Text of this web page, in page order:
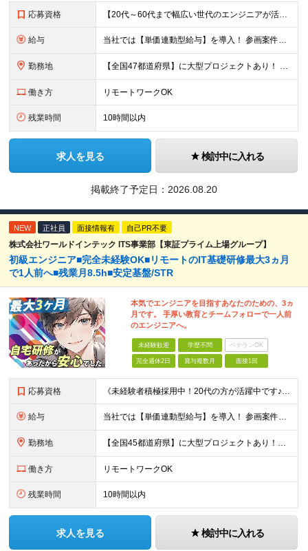
応募資格 【20代～60代まで幅広い世代のエンジニアが活躍してます】 ■学歴不問 ■転職回数不問 ■開発経験（年数不問）をお持ちの方
給与 当社では【単価連動型給与】を導入！ 参画案件の契約単価に連動して給与が決定。 還元率は単価の【70％～80％】と東証プライム上場グループとして高水準です！（社会保険料・教育コスト含む） ■関東：月給
勤務地 【全国47都道府県】に大型プロジェクトあり！ 主要勤務地： 北海道/宮城県/栃木県/埼玉県/千葉県/東京都/神奈川県/愛知県/大阪府/京都府/兵庫県/広島県/福岡県/熊本県 ※勤務エリアは、あなたの
働き方 リモートワークOK
残業時間 10時間以内
求人を見る 検討中に入れる
掲載終了予定日： 2026.08.20
NEW 正社員 面接情報有 自己PR不要
株式会社ワールドインテック ITS事業部【東証プライム上場グループ】
初級エンジニア■完全未経験OK■リモートのIT基礎研修最大3ヵ月
で1人前へ■残業月8.5h■安定基盤/STR
本気でエンジニアを目指すあなたのための、3ヵ
月です。 手厚い教育とチームフォローで一人前
のエンジニアへ。
未経験歓迎 学歴不問 ベテランOK
完全週休2日 賞与複数月 面接1回
応募資格 《未経験者積極採用中！20代の方が活躍中です♪》 ◎約4割が実務未経験入社！ ■学歴・職歴は一切問いません！ ■第二新卒の方もお気軽にご相談ください♪ ■入社してから数年は、転勤の可能性があります
給与 当社では【単価連動型給与】を導入！ 参画案件の契約単価に連動して給与が決定。 還元率は単価の【70％～80％】と東証プライム上場グループとして高水準です！（社会保険料・教育コスト含む） ■関東：月給
勤務地 【全国45都道府県】に大型プロジェクトあり！※ 四国・沖縄を除く 主要勤務地： 北海道/宮城県/栃木県/埼玉県/千葉県/東京都/神奈川県/愛知県/大阪府/京都府/兵庫県/広島県/福岡県/熊本県 ※勤
働き方 リモートワークOK
残業時間 10時間以内
求人を見る 検討中に入れる